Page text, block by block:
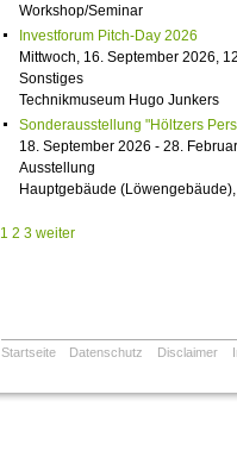
Workshop/Seminar
Investforum Pitch-Day 2026
Mittwoch, 16. September 2026,
Sonstiges
Technikmuseum Hugo Junkers
Sonderausstellung "Höltzers
18. September 2026 - 28.
Ausstellung
Hauptgebäude
1 2 3 weiter
Startseite Datenschutz Disclaimer